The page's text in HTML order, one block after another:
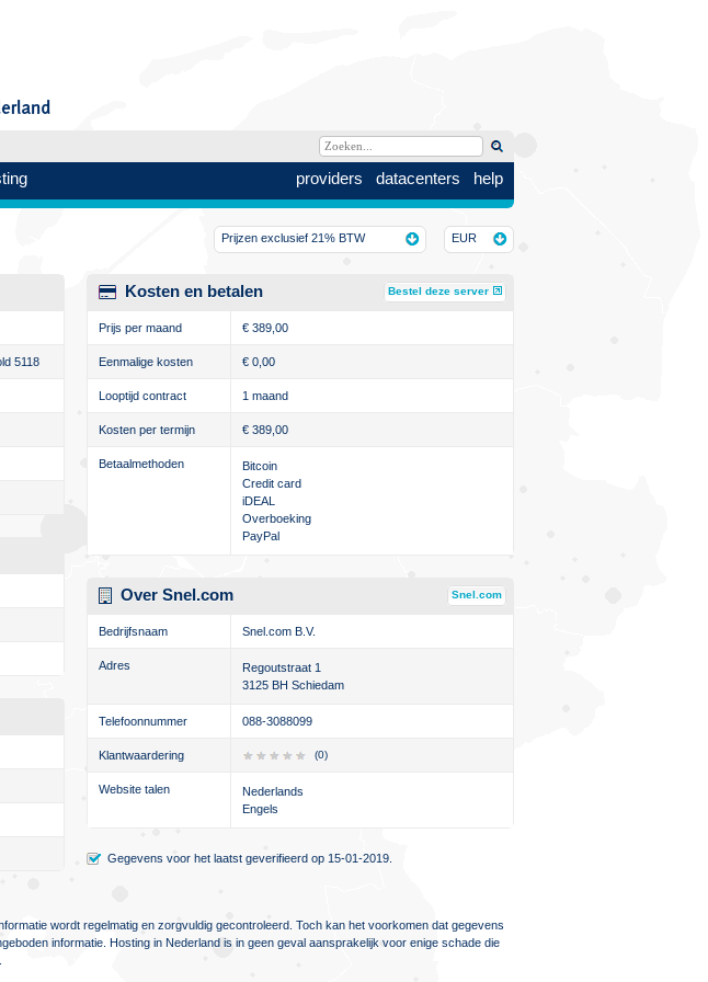
providers datacenters help
EUR
Prijzen exclusief 21% BTW
5118
Kosten en betalen Bestel deze server
Prijs per maand € 389,00
Eenmalige kosten € 0,00
Looptijd contract 1 maand
Kosten per termijn € 389,00
Betaalmethoden
Bitcoin
Credit card
iDEAL
Overboeking
PayPal
Over Snel.com Snel.com
Bedrijfsnaam Snel.com B.V.
Adres
Regoutstraat 1
3125 BH Schiedam
Telefoonnummer 088-3088099
Klantwaardering (0)
Website talen
Nederlands
Engels
Gegevens voor het laatst geverifieerd op 15-01-2019.
wordt regelmatig en zorgvuldig gecontroleerd. Toch kan het voorkomen dat gegevens
informatie. Hosting in Nederland is in geen geval aansprakelijk voor enige schade die